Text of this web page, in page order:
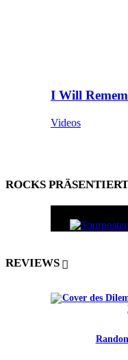
I Will
Videos
ROCKS PRÄSENTIERT
REVIEWS